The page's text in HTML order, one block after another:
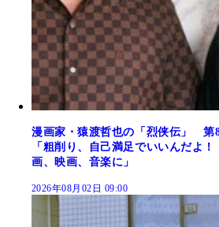
漫画家・猿渡哲也の「烈侠伝」 第
「粗削り、自己満足でいいんだよ
画、映画、音楽に」
2026年08月02日 09:00